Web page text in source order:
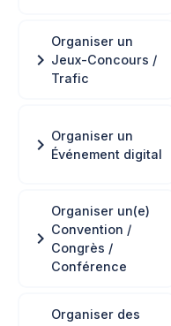
chevron_right
Organiser un
Jeux-Concours /
Trafic
chevron_right Organiser un
Événement digital
chevron_right
Organiser un(e)
Convention /
Congrès /
Conférence
Organiser des